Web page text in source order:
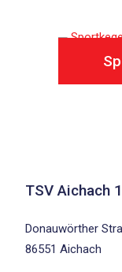
TSV Aichach
Donauwörther
86551 Aichach